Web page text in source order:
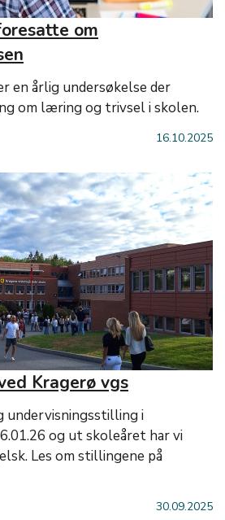
om
en årlig undersøkelse der
om læring og trivsel i skolen.
16.10.2025
Kragerø vgs
undervisningsstilling i
og ut skoleåret har vi
Les om stillingene på
30.09.2025